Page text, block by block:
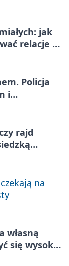
jak
relacje z
Policja
i
rajd
na
własną
się wysoką